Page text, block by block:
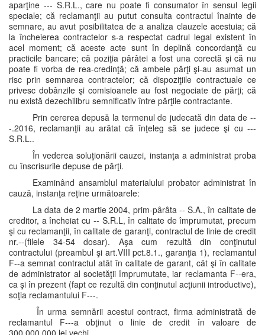
aparţine --- S.R.L., care nu poate fi consumator în sensul legii
speciale; că reclamanţii au putut consulta contractul înainte de
semnare, au avut posibilitatea de a analiza clauzele acestuia; că
la încheierea contractelor s-a respectat cadrul legal existent în
acel moment; că aceste acte sunt în deplină concordanţă cu
practicile bancare; că poziţia pârâtei a fost una corectă şi că nu
poate fi vorba de rea-credinţă; că ambele părţi şi-au asumat un
risc prin semnarea contractelor; că dispoziţiile contractuale ce
privesc dobânzile şi comisioanele au fost negociate de părţi; că
nu există dezechilibru semnificativ între părţile contractante.
Prin cererea depusă la termenul de judecată din data de --
-.2016, reclamanţii au arătat că înţeleg să se judece şi cu ---
S.R.L..
În vederea soluţionării cauzei, instanţa a administrat proba
cu înscrisurile depuse de părţi.
Examinând ansamblul materialului probator administrat în
cauză, instanţa reţine următoarele:
La data de 2 martie 2004, prim-pârâta -- S.A., în calitate de
creditor, a încheiat cu -- S.R.L, în calitate de împrumutat, precum
şi cu reclamanţii, în calitate de garanţi, contractul de linie de credit
nr.--(filele 34-54 dosar). Aşa cum rezultă din conţinutul
contractului (preambul şi art.VIII pct.8.1., garanţia 1), reclamantul
F--a semnat contractul atât în calitate de garant, cât şi în calitate
de administrator al societăţii împrumutate, iar reclamanta F--era,
ca şi în prezent (fapt ce rezultă din conţinutul acţiunii introductive),
soţia reclamantului F---.
În urma semnării acestui contract, firma administrată de
reclamantul F---a obţinut o linie de credit în valoare de
300.000.000 lei vechi.